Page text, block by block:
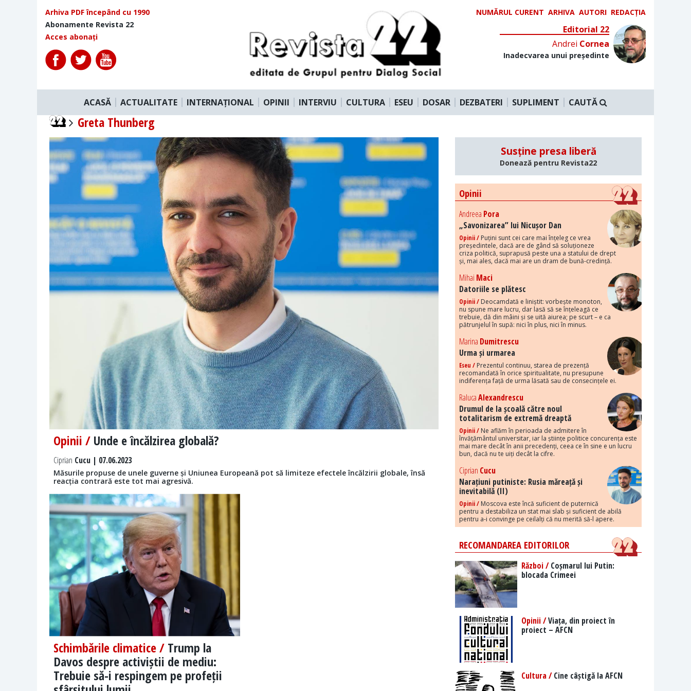
Arhiva PDF începând cu 1990
Abonamente Revista 22
Acces abonați
NUMĂRUL CURENT ARHIVA AUTORI REDACȚIA
Editorial 22
Andrei Cornea
Inadecvarea unui președinte
ACASĂ ACTUALITATE INTERNAȚIONAL OPINII INTERVIU CULTURA ESEU DOSAR DEZBATERI SUPLIMENT CAUTĂ
Greta Thunberg
Opinii / Unde e încălzirea globală?
Ciprian Cucu | 07.06.2023
Măsurile propuse de unele guverne și Uniunea Europeană pot să limiteze efectele încălzirii globale, însă
reacția contrară este tot mai agresivă.
Schimbările climatice / Trump la
Davos despre activiștii de mediu:
Trebuie să-i respingem pe profeții
Susține presa liberă
Donează pentru Revista22
Opinii
Andreea Pora
„Savonizarea” lui Nicușor Dan
Opinii / Puțini sunt cei care mai înțeleg ce vrea
președintele, dacă are de gând să soluționeze
criza politică, suprapusă peste una a statului de drept
și, mai ales, dacă mai are un dram de bună-credință.
Mihai Maci
Datoriile se plătesc
Opinii / Deocamdată e liniștit: vorbește monoton,
nu spune mare lucru, dar lasă să se înțeleagă ce
trebuie, dă din mâini și se uită aiurea; pe scurt – e ca
pătrunjelul în supă: nici în plus, nici în minus.
Marina Dumitrescu
Urma și urmarea
Eseu / Prezentul continuu, starea de prezență
recomandată în orice spiritualitate, nu presupune
indiferența față de urma lăsată sau de consecințele ei.
RalucaAlexandrescu
Drumul de la școală către noul
totalitarism de extremă dreaptă
Opinii / Ne aflăm în perioada de admitere în
învățământul universitar, iar la științe politice concurența este
mai mare decât în anii precedenți, ceea ce în sine e un lucru
bun, dacă nu te uiți decât la cifre.
Ciprian Cucu
Narațiuni putiniste: Rusia măreață și
inevitabilă (II)
Opinii / Moscova este încă suficient de puternică
pentru a destabiliza un stat mai slab și suficient de abilă
pentru a-i convinge pe ceilalți că nu merită să-l apere.
RECOMANDAREA EDITORILOR
Război /Coșmarul lui Putin:
blocada Crimeei
Opinii /Viața, din proiect în
proiect – AFCN
Cultura /Cine câștigă la AFCN